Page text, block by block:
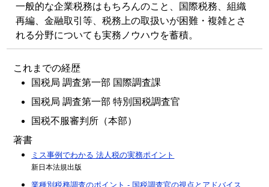
一般的な企業税務はもちろんのこと、国際税務、組織
再編、金融取引等、税務上の取扱いが困難・複雑とさ
れる分野についても実務ノウハウを蓄積。
これまでの経歴
国税局 調査第一部 国際調査課
国税局 調査第一部 特別国税調査官
国税不服審判所（本部）
著書
ミス事例でわかる 法人税の実務ポイント
新日本法規出版
業種別税務調査のポイント - 国税調査官の視点とアドバイス